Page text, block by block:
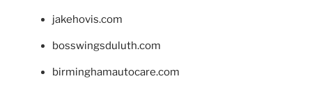
jakehovis.com
bosswingsduluth.com
birminghamautocare.com